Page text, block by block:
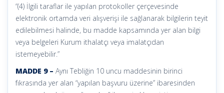
“(4) İlgili taraflar ile yapılan protokoller çerçevesinde
elektronik ortamda veri alışverişi ile sağlanarak bilgilerin teyit
edilebilmesi halinde, bu madde kapsamında yer alan bilgi
veya belgeleri Kurum ithalatçı veya imalatçıdan
istemeyebilir.”
MADDE 9 – Aynı Tebliğin 10 uncu maddesinin birinci
fıkrasında yer alan “yapılan başvuru üzerine” ibaresinden